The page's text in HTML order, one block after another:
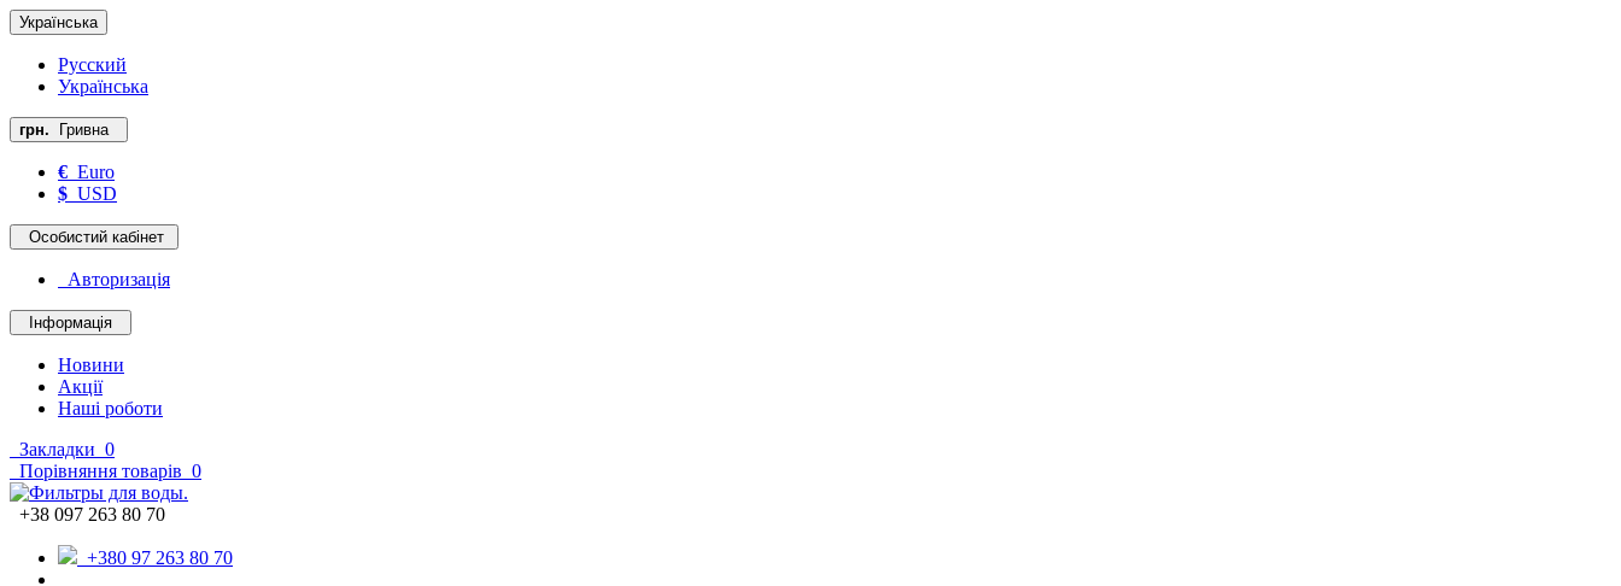
Українська
Русский
Українська
грн. Гривна
€ Euro
$ USD
Особистий кабінет
Авторизація
Інформація
Новини
Акції
Наші роботи
Закладки 0
Порівняння товарів 0
+38 097 263 80 70
+380 97 263 80 70